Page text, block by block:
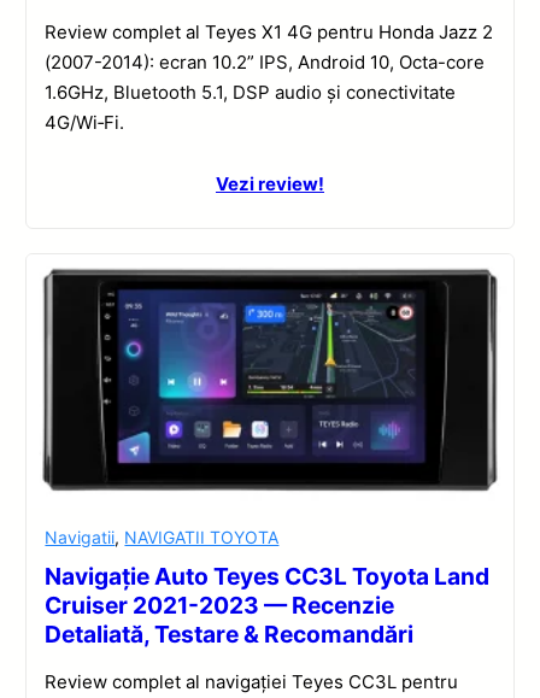
Review complet al Teyes X1 4G pentru Honda Jazz 2
(2007-2014): ecran 10.2” IPS, Android 10, Octa-core
1.6GHz, Bluetooth 5.1, DSP audio și conectivitate
4G/Wi‑Fi.
Vezi review!
Navigatii, NAVIGATII TOYOTA
Navigație Auto Teyes CC3L Toyota Land
Cruiser 2021-2023 — Recenzie
Detaliată, Testare & Recomandări
Review complet al navigației Teyes CC3L pentru